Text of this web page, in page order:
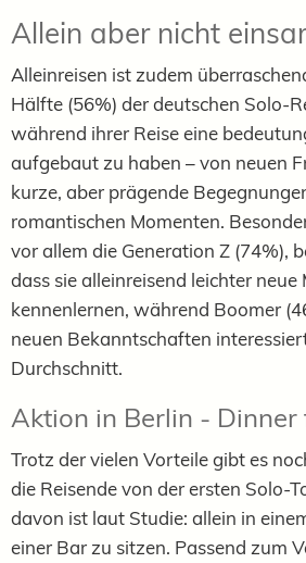
Allein aber nicht
Alleinreisen ist zudem
Hälfte (56%) der deutschen Solo-
während ihrer Reise eine
aufgebaut zu haben – von neuen
kurze, aber prägende
romantischen Momenten.
vor allem die Generation Z (74%),
dass sie alleinreisend leichter neue
kennenlernen, während Boomer
neuen Bekanntschaften
Durchschnitt.
Aktion in Berlin - Dinner
Trotz der vielen Vorteile gibt es
die Reisende von der ersten Solo-
davon ist laut Studie: allein in
einer Bar zu sitzen. Passend zum